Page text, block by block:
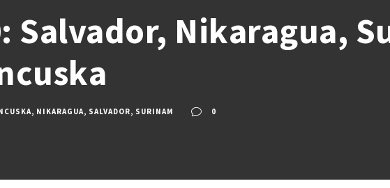
Salvador, Nikaragua,
, NIKARAGUA, SALVADOR, SURINAM 0